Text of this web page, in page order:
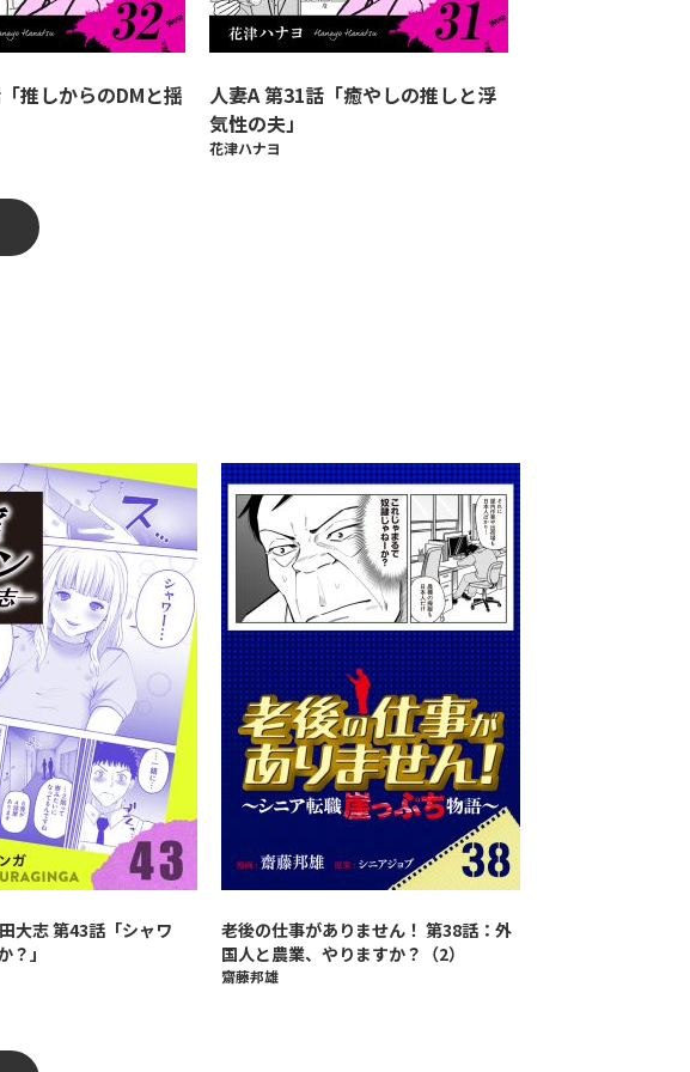
推しからのDMと揺
人妻A 第31話「癒やしの推しと浮
気性の夫」
花津ハナヨ
大志 第43話「シャワ
？」
老後の仕事がありません！ 第38話：外
国人と農業、やりますか？（2）
齋藤邦雄